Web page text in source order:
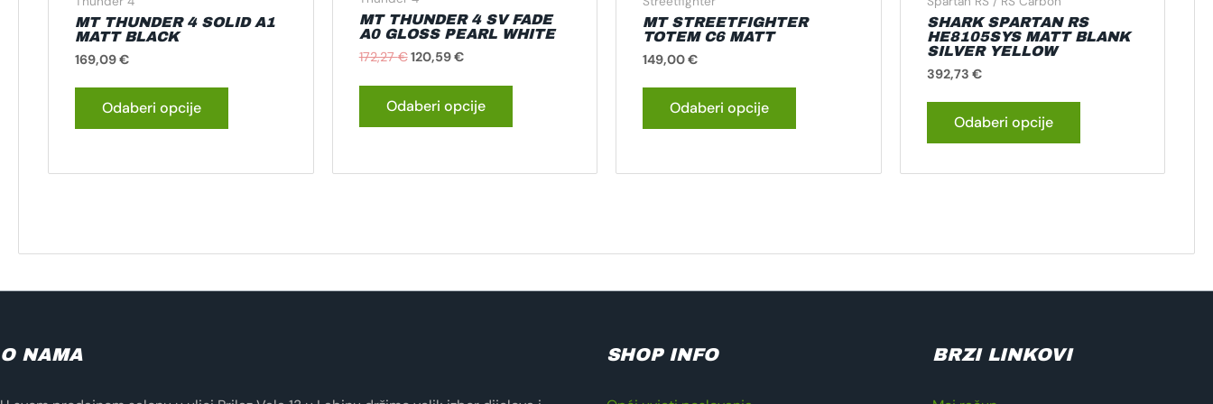
MT THUNDER 4 SOLID A1
MATT BLACK
169,09€
Odaberi opcije
MT THUNDER 4 SV FADE
A0 GLOSS PEARL WHITE
172,27€120,59€
Odaberi opcije
MT STREETFIGHTER
TOTEM C6 MATT
149,00€
Odaberi opcije
SHARK SPARTAN RS
HE8105SYS MATT BLANK
SILVER YELLOW
392,73 €
Odaberi opcije
O NAMA SHOP INFO BRZI LINKOVI